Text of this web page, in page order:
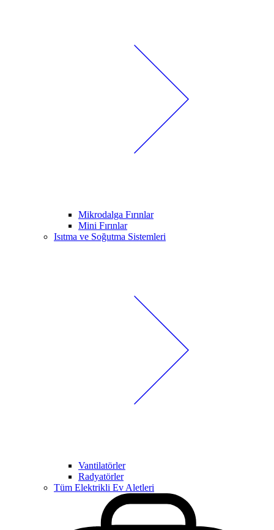
Mikrodalga Fırınlar
Mini Fırınlar
Isıtma ve Soğutma Sistemleri
Vantilatörler
Radyatörler
Tüm Elektrikli Ev Aletleri